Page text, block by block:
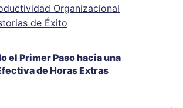
Organizacional
de Éxito
el Primer Paso hacia una
de Horas Extras